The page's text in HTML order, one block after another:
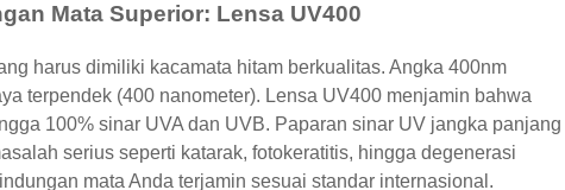
Mata Superior: Lensa UV400
harus dimiliki kacamata hitam berkualitas. Angka 400nm
terpendek (400 nanometer). Lensa UV400 menjamin bahwa
100% sinar UVA dan UVB. Paparan sinar UV jangka panjang
serius seperti katarak, fotokeratitis, hingga degenerasi
mata Anda terjamin sesuai standar internasional.